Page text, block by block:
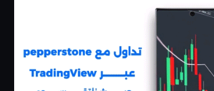
كاش باك يصل الى
بونص 100% على